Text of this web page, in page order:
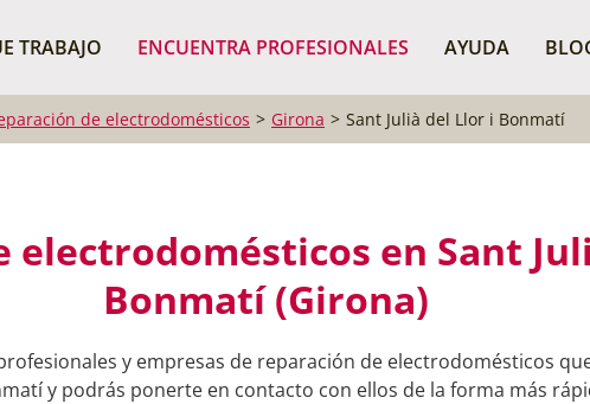
TRABAJO ENCUENTRA PROFESIONALES AYUDA
BUSCAR
de electrodomésticos Girona Sant Julià del Llor i Bonmatí
electrodomésticos en Sant
Bonmatí (Girona)
y empresas de reparación de electrodomésticos
y podrás ponerte en contacto con ellos de la forma más